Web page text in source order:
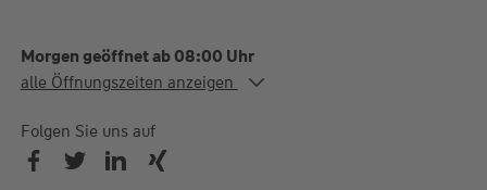
Morgen geöffnet ab 08:00 Uhr
Alle Öffnungszeiten
Sa.
Termine nach Vereinbarung
alle Öffnungszeiten anzeigen
Folgen Sie uns auf